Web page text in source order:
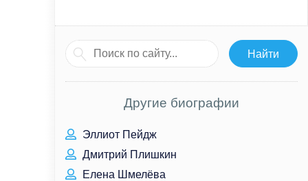
Другие биографии
Эллиот Пейдж
Дмитрий Плишкин
Елена Шмелёва